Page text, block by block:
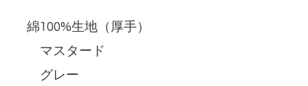
綿100%生地（厚手）
マスタード
グレー